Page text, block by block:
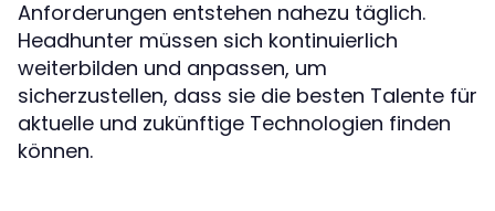
Anforderungen entstehen nahezu täglich.
Headhunter müssen sich kontinuierlich
weiterbilden und anpassen, um
sicherzustellen, dass sie die besten Talente für
aktuelle und zukünftige Technologien finden
können.